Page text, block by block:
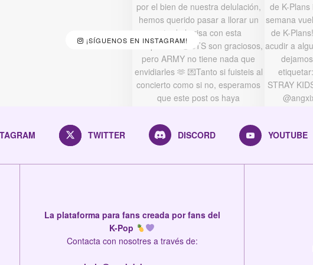
¡SÍGUENOS EN INSTAGRAM!
TWITTER DISCORD YOUTUBE
La plataforma para fans creada por fans del
K-Pop
Contacta con nosotres a través de: